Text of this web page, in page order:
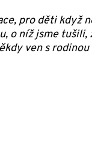
pro děti když
o níž jsme tušili,
ven s